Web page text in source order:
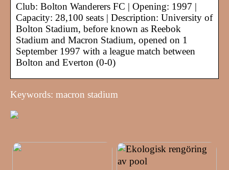
Club: Bolton Wanderers FC | Opening: 1997 |
Capacity: 28,100 seats | Description: University of
Bolton Stadium, before known as Reebok
Stadium and Macron Stadium, opened on 1
September 1997 with a league match between
Bolton and Everton (0-0)
Keywords: macron stadium